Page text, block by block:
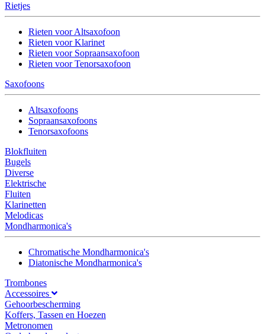
Rietjes
Rieten voor Altsaxofoon
Rieten voor Klarinet
Rieten voor Sopraansaxofoon
Rieten voor Tenorsaxofoon
Saxofoons
Altsaxofoons
Sopraansaxofoons
Tenorsaxofoons
Blokfluiten
Bugels
Diverse
Elektrische
Fluiten
Klarinetten
Melodicas
Mondharmonica's
Chromatische Mondharmonica's
Diatonische Mondharmonica's
Trombones
Accessoires
Gehoorbescherming
Koffers, Tassen en Hoezen
Metronomen